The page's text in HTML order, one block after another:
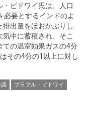
ビドワイ氏は、人口
必要とするインドのよ
出量をほおかぶりし
中に蓄積され、そこ
ての温室効果ガスの4分
その4分の1以上に対し
議
プラフル・ビドワイ